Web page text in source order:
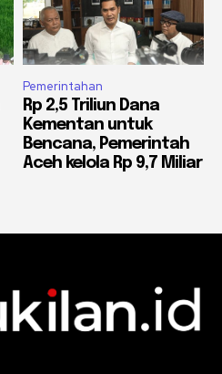
Pemerintahan
Rp 2,5 Triliun Dana
Kementan untuk
Bencana, Pemerintah
Aceh kelola Rp 9,7 Miliar